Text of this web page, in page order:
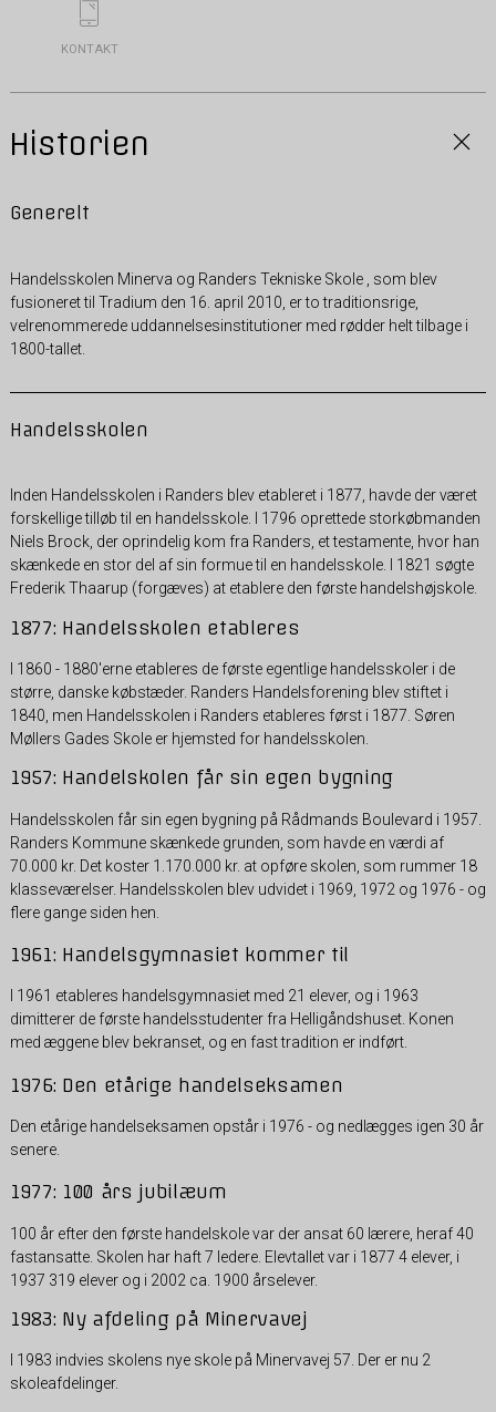
KONTAKT
Historien
Generelt
Handelsskolen Minerva og Randers Tekniske Skole , som blev
fusioneret til Tradium den 16. april 2010, er to traditionsrige,
velrenommerede uddannelsesinstitutioner med rødder helt tilbage i
1800-tallet.
Handelsskolen
Inden Handelsskolen i Randers blev etableret i 1877, havde der været
forskellige tilløb til en handelsskole. I 1796 oprettede storkøbmanden
Niels Brock, der oprindelig kom fra Randers, et testamente, hvor han
skænkede en stor del af sin formue til en handelsskole. I 1821 søgte
Frederik Thaarup (forgæves) at etablere den første handelshøjskole.
1877: Handelsskolen etableres
I 1860 - 1880'erne etableres de første egentlige handelsskoler i de
større, danske købstæder. Randers Handelsforening blev stiftet i
1840, men Handelsskolen i Randers etableres først i 1877. Søren
Møllers Gades Skole er hjemsted for handelsskolen.
1957: Handelskolen får sin egen bygning
Handelsskolen får sin egen bygning på Rådmands Boulevard i 1957.
Randers Kommune skænkede grunden, som havde en værdi af
70.000 kr. Det koster 1.170.000 kr. at opføre skolen, som rummer 18
klasseværelser. Handelsskolen blev udvidet i 1969, 1972 og 1976 - og
flere gange siden hen.
1961: Handelsgymnasiet kommer til
I 1961 etableres handelsgymnasiet med 21 elever, og i 1963
dimitterer de første handelsstudenter fra Helligåndshuset. Konen
med æggene blev bekranset, og en fast tradition er indført.
1976: Den etårige handelseksamen
Den etårige handelseksamen opstår i 1976 - og nedlægges igen 30 år
senere.
1977: 100 års jubilæum
100 år efter den første handelskole var der ansat 60 lærere, heraf 40
fastansatte. Skolen har haft 7 ledere. Elevtallet var i 1877 4 elever, i
1937 319 elever og i 2002 ca. 1900 årselever.
1983: Ny afdeling på Minervavej
I 1983 indvies skolens nye skole på Minervavej 57. Der er nu 2
skoleafdelinger.